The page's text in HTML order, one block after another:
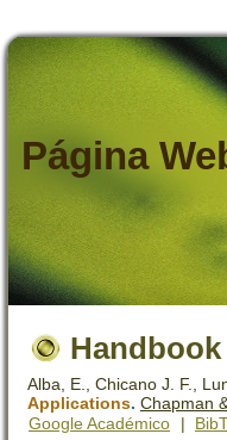
Página
Alba, E., Chicano J. F.,
Applications. Chapman
Google Académico
|